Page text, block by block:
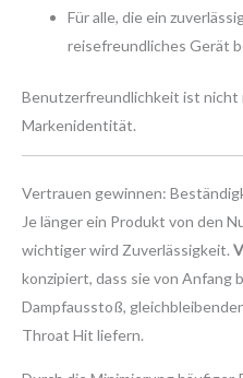
Für alle, die ein
reisefreundliches Gerät
Benutzerfreundlichkeit ist nicht
Markenidentität.
Vertrauen gewinnen:
Je länger ein Produkt von den
wichtiger wird Zuverlässigkeit.
konzipiert, dass sie von Anfang
Dampfausstoß,
Throat Hit liefern.